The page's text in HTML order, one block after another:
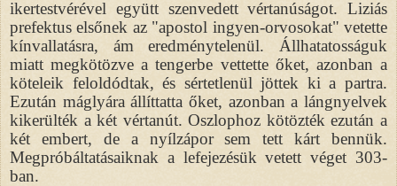
ikertestvérével együtt szenvedett vértanúságot. Liziás
prefektus elsőnek az "apostol ingyen-orvosokat" vetette
kínvallatásra, ám eredménytelenül. Állhatatosságuk
miatt megkötözve a tengerbe vettette őket, azonban a
köteleik feloldódtak, és sértetlenül jöttek ki a partra.
Ezután máglyára állíttatta őket, azonban a lángnyelvek
kikerülték a két vértanút. Oszlophoz kötözték ezután a
két embert, de a nyílzápor sem tett kárt bennük.
Megpróbáltatásaiknak a lefejezésük vetett véget 303-
ban.